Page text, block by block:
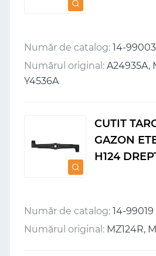
Număr de catalog: 14-99003
Numărul original: A24935A,
Y4536A
CUTIT
GAZON
H124
Număr de catalog: 14-99019
Numărul original: MZ124R,